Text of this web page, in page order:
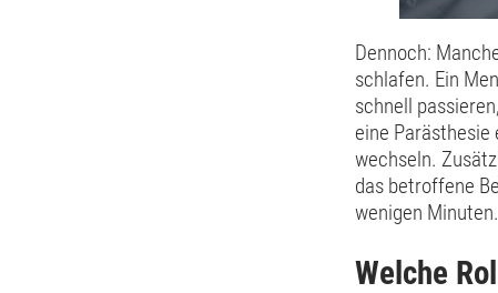
Dennoch:
schlafen. Ein
schnell
eine
wechseln.
das betroffene
wenigen Minuten.
Welche